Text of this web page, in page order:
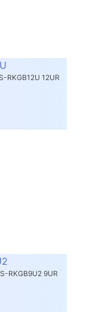
RKGB12U 12UR
RKGB9U2 9UR